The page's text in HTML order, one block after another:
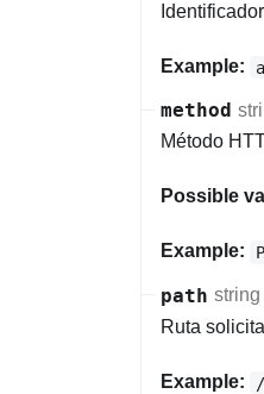
Example:
method
Método
Possible
Example:
path string
Ruta
Example: